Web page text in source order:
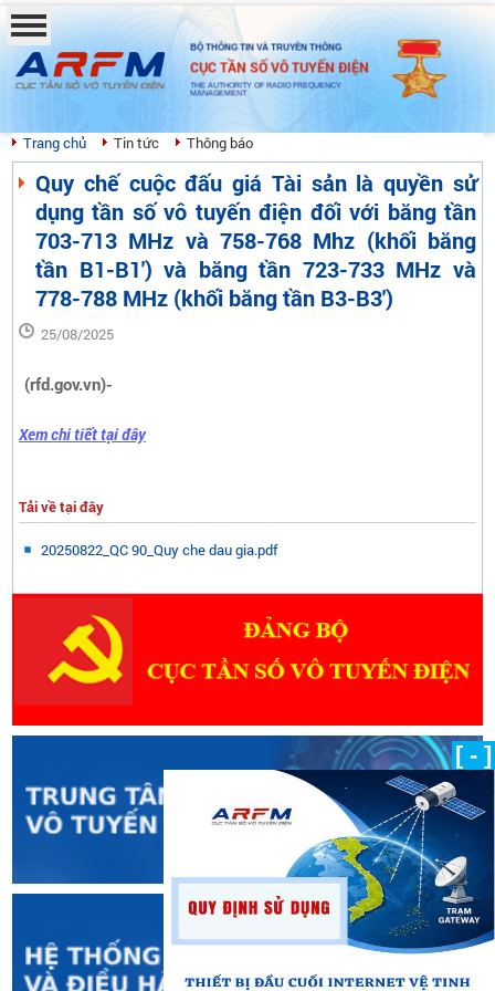
BỘ THÔNG TIN VÀ TRUYỀN THÔNG
CỤC TẦN SỐ VÔ TUYẾN ĐIỆN
THE AUTHORITY OF RADIO FREQUENCY
MANAGEMENT
Trang chủ Tin tức Thông báo
Quy chế cuộc đấu giá Tài sản là quyền sử
dụng tần số vô tuyến điện đối với băng tần
703-713 MHz và 758-768 Mhz (khối băng
tần B1-B1') và băng tần 723-733 MHz và
778-788 MHz (khối băng tần B3-B3')
25/08/2025
(rfd.gov.vn)-
Xem chi tiết tại đây
Tải về tại đây
20250822_QC 90_Quy che dau gia.pdf
[ - ]